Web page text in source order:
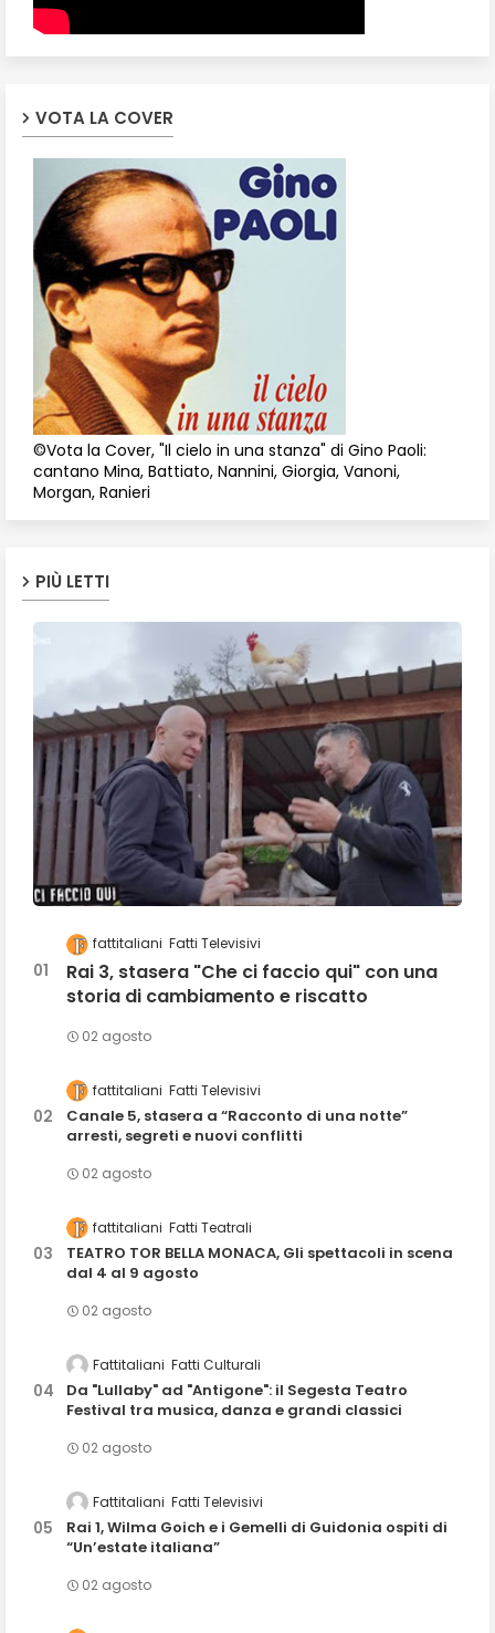
VOTA LA COVER
©Vota la Cover, "Il cielo in una stanza" di Gino Paoli:
cantano Mina, Battiato, Nannini, Giorgia, Vanoni,
Morgan, Ranieri
PIÙ LETTI
fattitaliani Fatti Televisivi
Rai 3, stasera "Che ci faccio qui" con una
storia di cambiamento e riscatto
02 agosto
fattitaliani Fatti Televisivi
Canale 5, stasera a “Racconto di una notte”
arresti, segreti e nuovi conflitti
02 agosto
fattitaliani Fatti Teatrali
TEATRO TOR BELLA MONACA, Gli spettacoli in scena
dal 4 al 9 agosto
02 agosto
Fattitaliani Fatti Culturali
Da "Lullaby" ad "Antigone": il Segesta Teatro
Festival tra musica, danza e grandi classici
02 agosto
Fattitaliani Fatti Televisivi
Rai 1, Wilma Goich e i Gemelli di Guidonia ospiti di
“Un’estate italiana”
02 agosto